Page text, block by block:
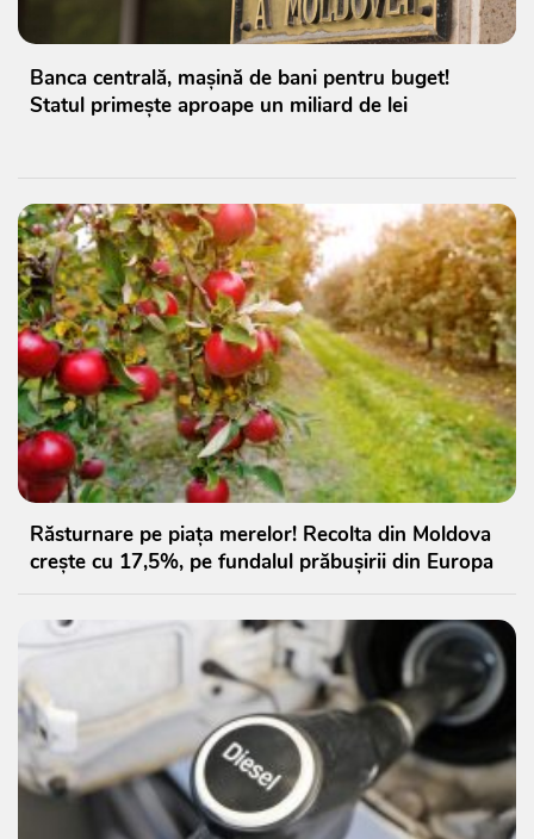
Banca centrală, mașină de bani pentru buget!
Statul primește aproape un miliard de lei
Răsturnare pe piața merelor! Recolta din Moldova
crește cu 17,5%, pe fundalul prăbușirii din Europa